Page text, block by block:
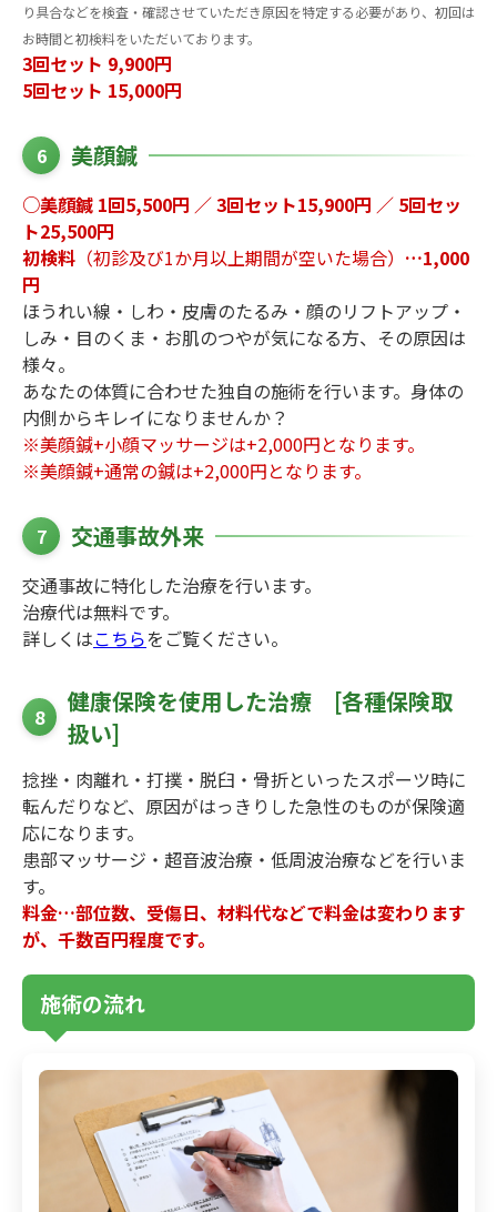
り具合などを検査・確認させていただき原因を特定する必要があり、初回は
お時間と初検料をいただいております。
3回セット 9,900円
5回セット 15,000円
6 美顔鍼
○美顔鍼 1回5,500円 ／ 3回セット15,900円 ／ 5回セッ
ト25,500円
初検料 （初診及び1か月以上期間が空いた場合） …1,000
円
ほうれい線・しわ・皮膚のたるみ・顔のリフトアップ・
しみ・目のくま・お肌のつやが気になる方、その原因は
様々。
あなたの体質に合わせた独自の施術を行います。身体の
内側からキレイになりませんか？
※美顔鍼+小顔マッサージは+2,000円となります。
※美顔鍼+通常の鍼は+2,000円となります。
7 交通事故外来
交通事故に特化した治療を行います。
治療代は無料です。
詳しくはこちらをご覧ください。
8
健康保険を使用した治療 [各種保険取
扱い]
捻挫・肉離れ・打撲・脱臼・骨折といったスポーツ時に
転んだりなど、原因がはっきりした急性のものが保険適
応になります。
患部マッサージ・超音波治療・低周波治療などを行いま
す。
料金…部位数、受傷日、材料代などで料金は変わります
が、千数百円程度です。
施術の流れ